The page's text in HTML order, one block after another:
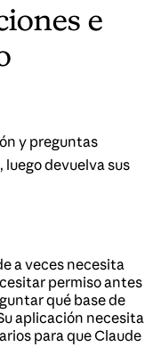
e
y preguntas
luego devuelva sus
a veces necesita
permiso antes
qué base de
aplicación necesita
para que Claude